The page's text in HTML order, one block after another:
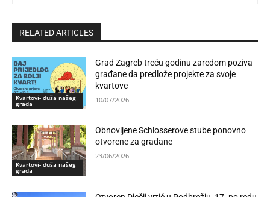
RELATED ARTICLES
Kvartovi- duša našeg
grada
Grad Zagreb treću godinu zaredom poziva
građane da predlože projekte za svoje
kvartove
10/07/2026
Kvartovi- duša našeg
grada
Obnovljene Schlosserove stube ponovno
otvorene za građane
23/06/2026